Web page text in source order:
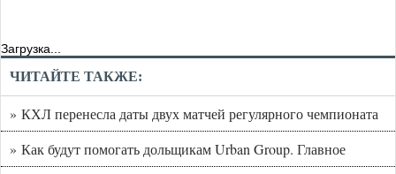
Загрузка...
ЧИТАЙТЕ ТАКЖЕ:
» КХЛ перенесла даты двух матчей регулярного чемпионата
» Как будут помогать дольщикам Urban Group. Главное